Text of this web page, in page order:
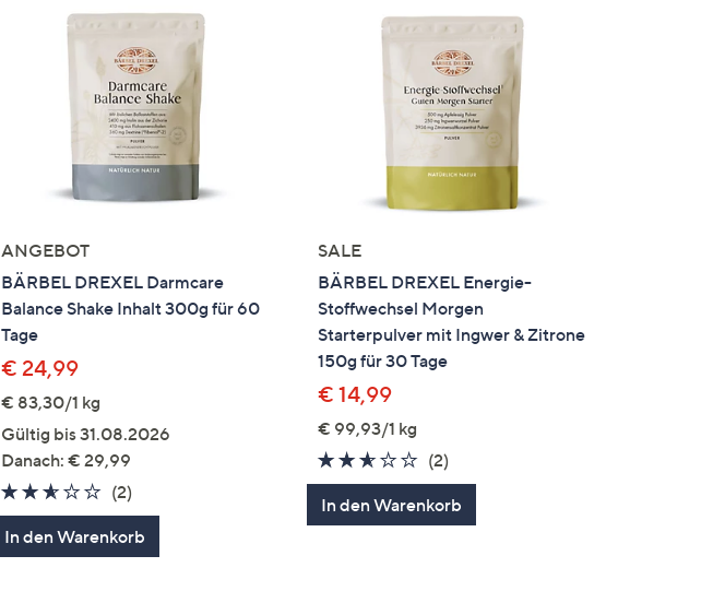
ANGEBOT
BÄRBEL DREXEL Darmcare
Balance Shake Inhalt 300g für 60
Tage
€ 24,99
€ 83,30/1 kg
Gültig bis 31.08.2026
Danach: € 29,99
2.5
von
5
(2)
Bewertungen
In den Warenkorb
SALE
BÄRBEL DREXEL Energie-
Stoffwechsel Morgen
Starterpulver mit Ingwer & Zitrone
150g für 30 Tage
€ 14,99
€ 99,93/1 kg
2.5
von
5
(2)
Bewertungen
In den Warenkorb